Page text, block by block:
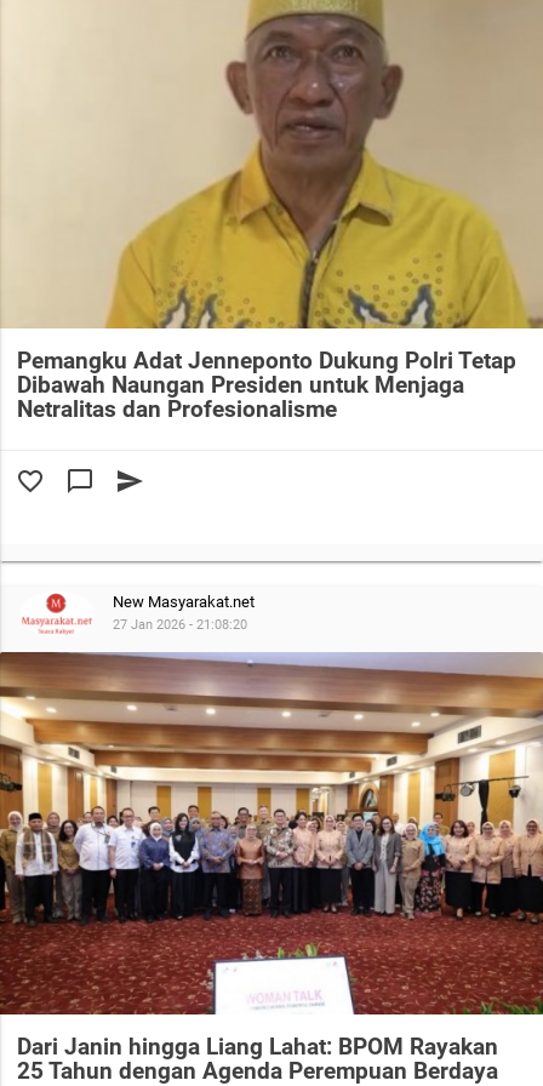
Pemangku Adat Jenneponto Dukung Polri Tetap
Dibawah Naungan Presiden untuk Menjaga
Netralitas dan Profesionalisme
favorite_border chat_bubble_outline send
New Masyarakat.net
27 Jan 2026 - 21:08:20
Dari Janin hingga Liang Lahat: BPOM Rayakan
25 Tahun dengan Agenda Perempuan Berdaya